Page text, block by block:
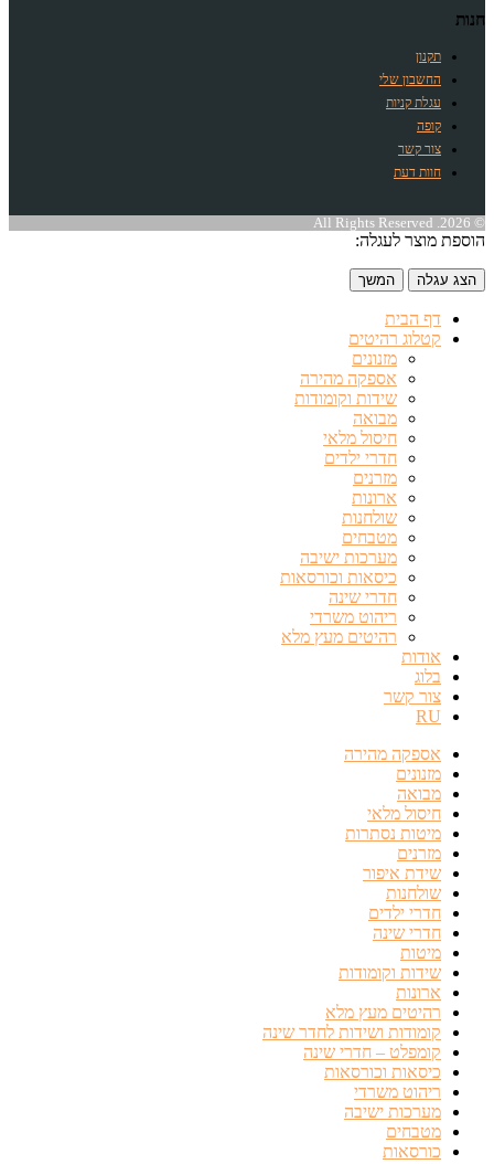
חנות
תקנון
החשבון שלי
עגלת קניות
קופה
צור קשר
חוות דעת
© 2026. All Rights Reserved
הוספת מוצר לעגלה:
הצג עגלה המשך
דף הבית
קטלוג רהיטים
מזנונים
אספקה מהירה
שידות וקומודות
מבואה
חיסול מלאי
חדרי ילדים
מזרנים
ארונות
שולחנות
מטבחים
מערכות ישיבה
כיסאות וכורסאות
חדרי שינה
ריהוט משרדי
רהיטים מעץ מלא
אודות
בלוג
צור קשר
RU
אספקה מהירה
מזנונים
מבואה
חיסול מלאי
מיטות נסתרות
מזרנים
שידת איפור
שולחנות
חדרי ילדים
חדרי שינה
מיטות
שידות וקומודות
ארונות
רהיטים מעץ מלא
קומודות ושידות לחדר שינה
קומפלט – חדרי שינה
כיסאות וכורסאות
ריהוט משרדי
מערכות ישיבה
מטבחים
כורסאות